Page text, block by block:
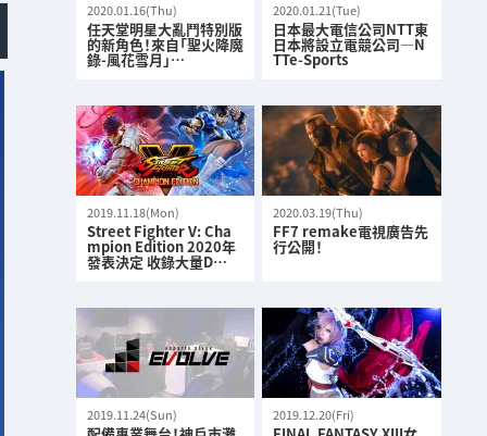
2020.01.16(Thu)
任天堂明星大亂鬥特別版
的新角色！來自「聖火降魔
錄-風花雪月」…
2020.01.21(Tue)
日本最大電信公司NTT東
日本將設立電競公司—N
TTe-Sports
2019.11.18(Mon)
Street Fighter V: Cha
mpion Edition 2020年
發表決定 收錄大量D…
2020.03.19(Thu)
FF7 remake電視廣告先
行公開！
2019.11.24(Sun) 2019.12.20(Fri)